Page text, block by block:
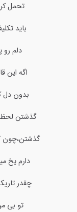
تحمل
باید
دلم
اگه این
بدون دل
گذشتن
گذشتن،چون
دارم یخ
چقدر
تو بی